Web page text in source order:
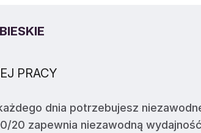
PRACY
dnia potrzebujesz
20 zapewnia niezawodną wydajność,